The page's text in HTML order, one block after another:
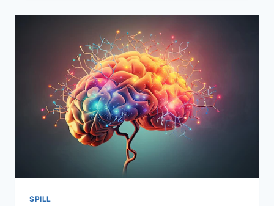
SVAR
LEDETRÅDER
SPILL